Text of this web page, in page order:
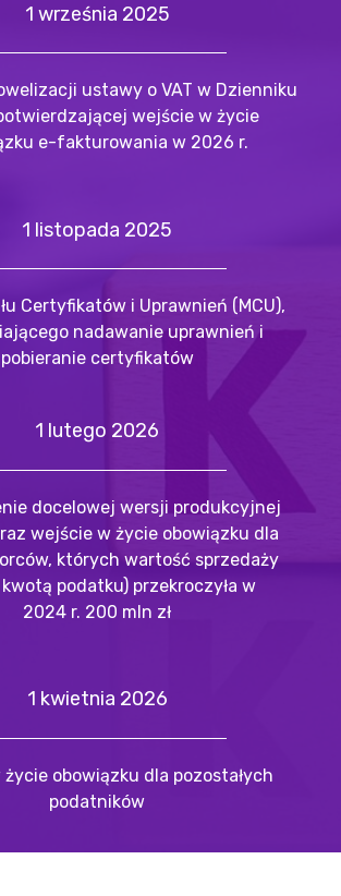
1 września 2025
ustawy o VAT w Dzienniku
wejście w życie
e-fakturowania w 2026 r.
1 listopada 2025
Certyfikatów i Uprawnień (MCU),
nadawanie uprawnień i
pobieranie certyfikatów
1 lutego 2026
docelowej wersji produkcyjnej
wejście w życie obowiązku dla
których wartość sprzedaży
podatku) przekroczyła w
2024 r. 200 mln zł
1 kwietnia 2026
życie obowiązku dla pozostałych
podatników